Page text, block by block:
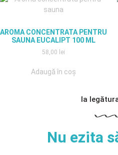
AROMA CONCENTRATA PENTRU
SAUNA EUCALIPT 100 ML
58,00 lei
Adaugă în coș
Ia
Nu ezita